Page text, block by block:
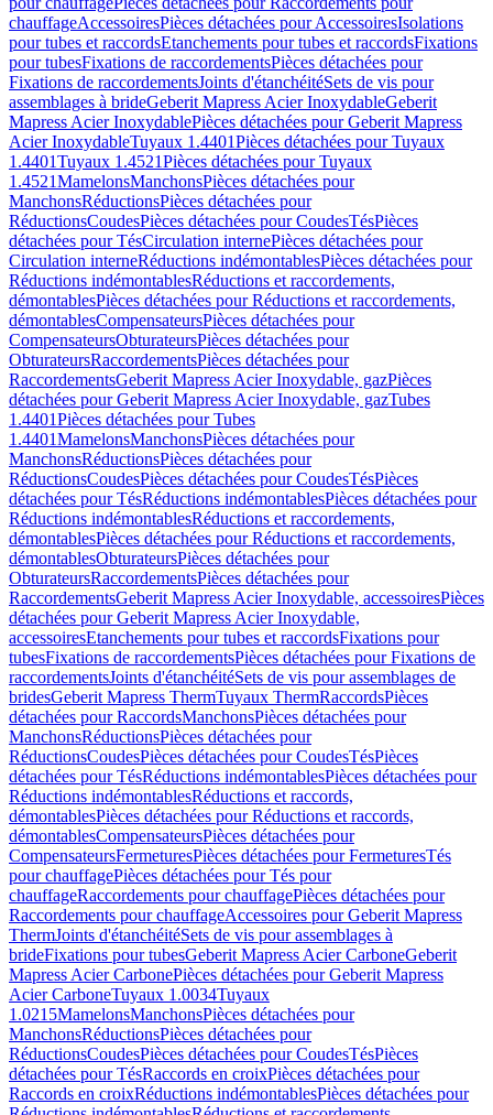
chauffageAccessoiresPièces détachées pour AccessoiresIsolations
pour tubes et raccordsEtanchements pour tubes et raccordsFixations
pour tubesFixations de raccordementsPièces détachées pour
Fixations de raccordementsJoints d'étanchéitéSets de vis pour
assemblages à brideGeberit Mapress Acier InoxydableGeberit
Mapress Acier InoxydablePièces détachées pour Geberit Mapress
Acier InoxydableTuyaux 1.4401Pièces détachées pour Tuyaux
1.4401Tuyaux 1.4521Pièces détachées pour Tuyaux
1.4521MamelonsManchonsPièces détachées pour
ManchonsRéductionsPièces détachées pour
RéductionsCoudesPièces détachées pour CoudesTésPièces
détachées pour TésCirculation internePièces détachées pour
Circulation interneRéductions indémontablesPièces détachées pour
Réductions indémontablesRéductions et raccordements,
démontablesPièces détachées pour Réductions et raccordements,
démontablesCompensateursPièces détachées pour
CompensateursObturateursPièces détachées pour
ObturateursRaccordementsPièces détachées pour
RaccordementsGeberit Mapress Acier Inoxydable, gazPièces
détachées pour Geberit Mapress Acier Inoxydable, gazTubes
1.4401Pièces détachées pour Tubes
1.4401MamelonsManchonsPièces détachées pour
ManchonsRéductionsPièces détachées pour
RéductionsCoudesPièces détachées pour CoudesTésPièces
détachées pour TésRéductions indémontablesPièces détachées pour
Réductions indémontablesRéductions et raccordements,
démontablesPièces détachées pour Réductions et raccordements,
démontablesObturateursPièces détachées pour
ObturateursRaccordementsPièces détachées pour
RaccordementsGeberit Mapress Acier Inoxydable, accessoiresPièces
détachées pour Geberit Mapress Acier Inoxydable,
accessoiresEtanchements pour tubes et raccordsFixations pour
tubesFixations de raccordementsPièces détachées pour Fixations de
raccordementsJoints d'étanchéitéSets de vis pour assemblages de
bridesGeberit Mapress ThermTuyaux ThermRaccordsPièces
détachées pour RaccordsManchonsPièces détachées pour
ManchonsRéductionsPièces détachées pour
RéductionsCoudesPièces détachées pour CoudesTésPièces
détachées pour TésRéductions indémontablesPièces détachées pour
Réductions indémontablesRéductions et raccords,
démontablesPièces détachées pour Réductions et raccords,
démontablesCompensateursPièces détachées pour
CompensateursFermeturesPièces détachées pour FermeturesTés
pour chauffagePièces détachées pour Tés pour
chauffageRaccordements pour chauffagePièces détachées pour
Raccordements pour chauffageAccessoires pour Geberit Mapress
ThermJoints d'étanchéitéSets de vis pour assemblages à
brideFixations pour tubesGeberit Mapress Acier CarboneGeberit
Mapress Acier CarbonePièces détachées pour Geberit Mapress
Acier CarboneTuyaux 1.0034Tuyaux
1.0215MamelonsManchonsPièces détachées pour
ManchonsRéductionsPièces détachées pour
RéductionsCoudesPièces détachées pour CoudesTésPièces
détachées pour TésRaccords en croixPièces détachées pour
Raccords en croixRéductions indémontablesPièces détachées pour